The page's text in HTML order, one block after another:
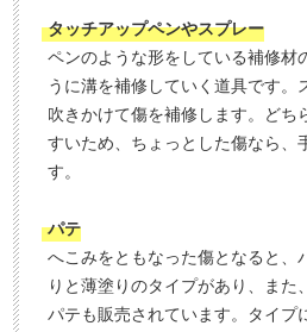
タッチアップペンやスプレー
ペンのような形をしている補修材
うに溝を補修していく道具です。
吹きかけて傷を補修します。どち
すいため、ちょっとした傷なら、
す。
パテ
へこみをともなった傷となると、
りと薄塗りのタイプがあり、また
パテも販売されています。タイプ